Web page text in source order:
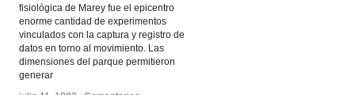
fisiológica de Marey fue el epicentro
enorme cantidad de experimentos
vinculados con la captura y registro de
datos en torno al movimiento. Las
dimensiones del parque permitieron
generar